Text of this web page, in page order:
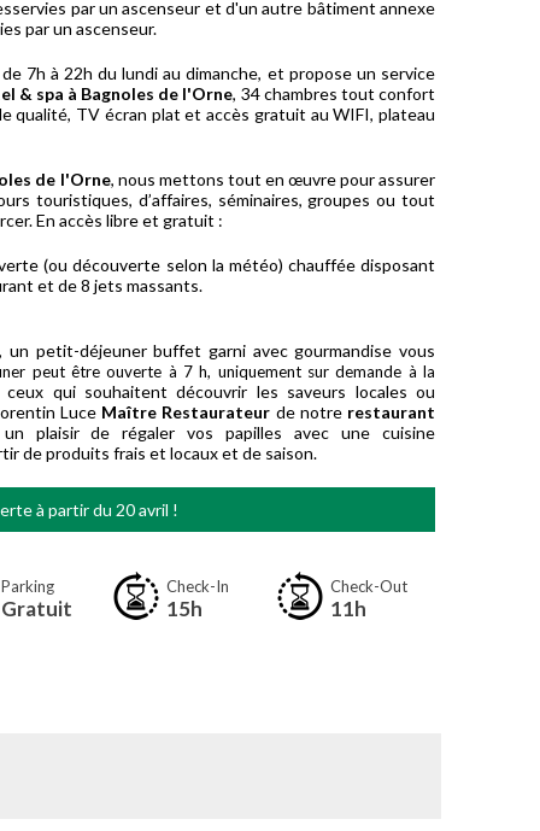
par un ascenseur et d'un autre bâtiment annexe
par un ascenseur.
7h à 22h du lundi au dimanche, et propose un service
& spa à Bagnoles de l'Orne, 34 chambres tout confort
qualité, TV écran plat et accès gratuit au WIFI, plateau
de l'Orne, nous mettons tout en œuvre pour assurer
touristiques, d’affaires, séminaires, groupes ou tout
En accès libre et gratuit :
(ou découverte selon la météo) chauffée disposant
et de 8 jets massants.
un petit-déjeuner buffet garni avec gourmandise vous
peut être ouverte à 7 h, uniquement sur demande à la
qui souhaitent découvrir les saveurs locales ou
Luce Maître Restaurateur de notre restaurant
plaisir de régaler vos papilles avec une cuisine
de produits frais et locaux et de saison.
à partir du 20 avril !
Parking
Gratuit
Check-In
15h
Check-Out
11h